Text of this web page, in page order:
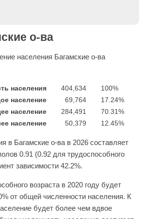
о-ва
населения Багамские о-ва
населения 404,634
100%
население
69,764
17.24%
население
284,491
70.31%
население
50,379 12.45%
в Багамские о-ва в 2026 составляет
0.91 (0.92 для трудоспособного
зависимости 42.2%.
возраста в 2020 году будет
от общей численности населения. К
будет более чем вдвое